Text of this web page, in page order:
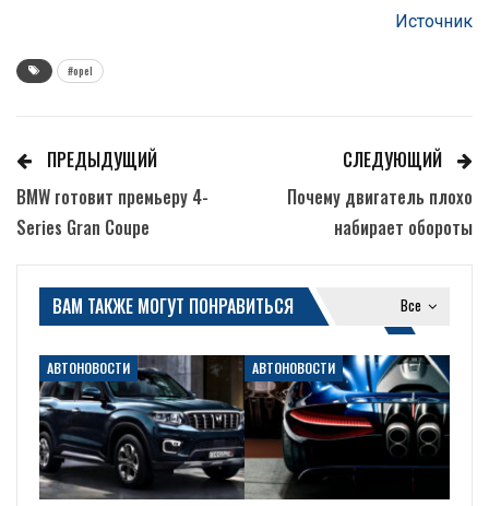
Источник
#opel
ПРЕДЫДУЩИЙ
BMW готовит премьеру 4-
Series Gran Coupe
СЛЕДУЮЩИЙ
Почему двигатель плохо
набирает обороты
Все
ВАМ ТАКЖЕ МОГУТ ПОНРАВИТЬСЯ
АВТОНОВОСТИ АВТОНОВОСТИ